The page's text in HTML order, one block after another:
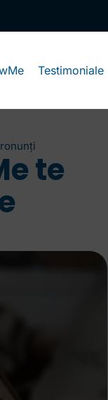
Testimoniale
te